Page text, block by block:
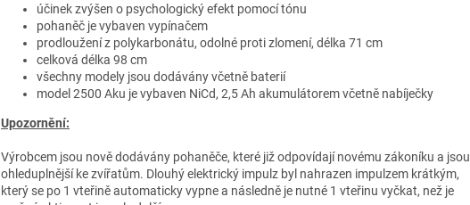
účinek zvýšen o psychologický efekt pomocí tónu
pohaněč je vybaven vypínačem
prodloužení z polykarbonátu, odolné proti zlomení, délka 71 cm
celková délka 98 cm
všechny modely jsou dodávány včetně baterií
model 2500 Aku je vybaven NiCd, 2,5 Ah akumulátorem včetně nabíječky
Upozornění:
Výrobcem jsou nově dodávány pohaněče, které již odpovídají novému zákoníku a jsou
ohleduplnější ke zvířatům. Dlouhý elektrický impulz byl nahrazen impulzem krátkým,
který se po 1 vteřině automaticky vypne a následně je nutné 1 vteřinu vyčkat, než je